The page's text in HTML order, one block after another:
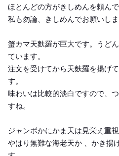
ほとんどの方がきしめんを頼ん
私も勿論、きしめんでお願いしま
蟹カマ天麩羅が巨大です。うど
ています。
注文を受けてから天麩羅を揚げ
す。
味わいは比較的淡白ですので、
すね。
ジャンボかにかま天は見栄え重
やはり無難な海老天か 、かき揚